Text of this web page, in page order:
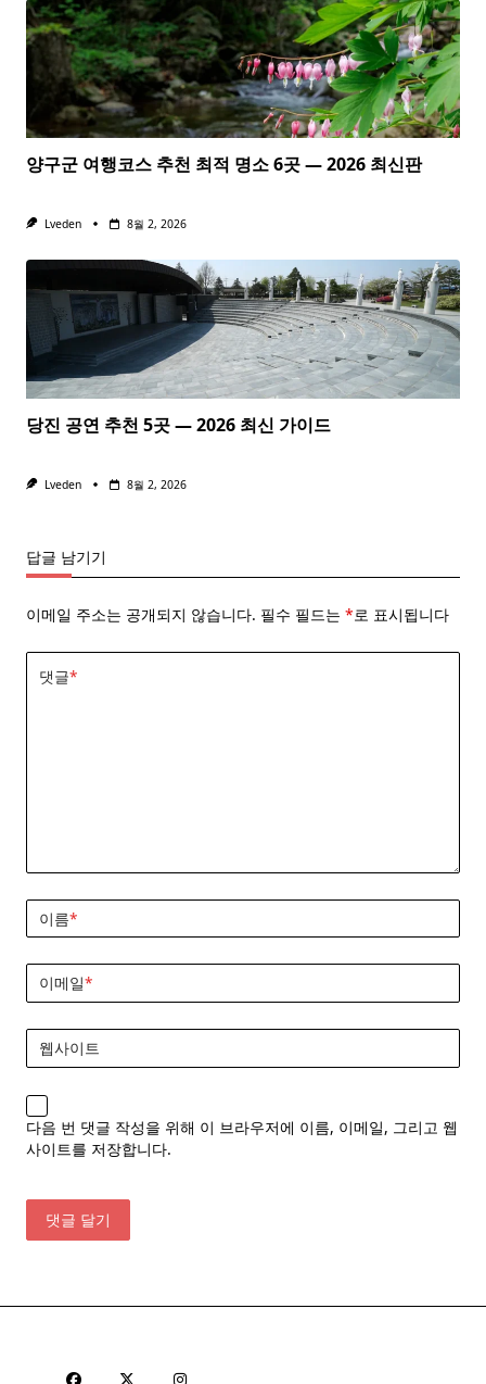
양구군 여행코스 추천 최적 명소 6곳 — 2026 최신판
Lveden 8월 2, 2026
당진 공연 추천 5곳 — 2026 최신 가이드
Lveden 8월 2, 2026
답글 남기기
이메일 주소는 공개되지 않습니다. 필수 필드는 *로 표시됩니다
댓글*
이름*
이메일*
웹사이트
다음 번 댓글 작성을 위해 이 브라우저에 이름, 이메일, 그리고 웹
사이트를 저장합니다.